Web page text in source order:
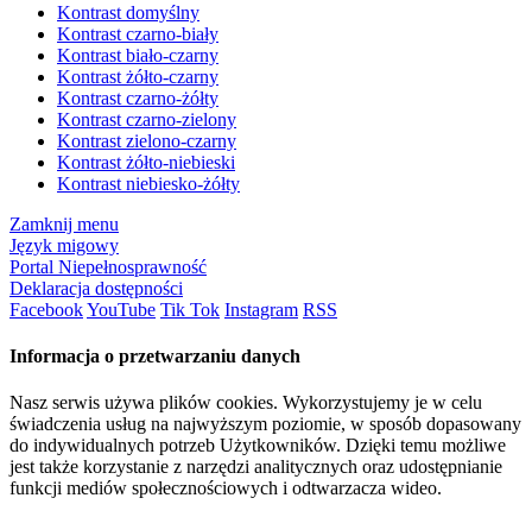
Kontrast domyślny
Kontrast czarno-biały
Kontrast biało-czarny
Kontrast żółto-czarny
Kontrast czarno-żółty
Kontrast czarno-zielony
Kontrast zielono-czarny
Kontrast żółto-niebieski
Kontrast niebiesko-żółty
Zamknij menu
Język migowy
Portal Niepełnosprawność
Deklaracja dostępności
FacebookYouTube Tik Tok Instagram RSS
Informacja o przetwarzaniu danych
Nasz serwis używa plików cookies. Wykorzystujemy je w celu
świadczenia usług na najwyższym poziomie, w sposób dopasowany
do indywidualnych potrzeb Użytkowników. Dzięki temu możliwe
jest także korzystanie z narzędzi analitycznych oraz udostępnianie
funkcji mediów społecznościowych i odtwarzacza wideo.